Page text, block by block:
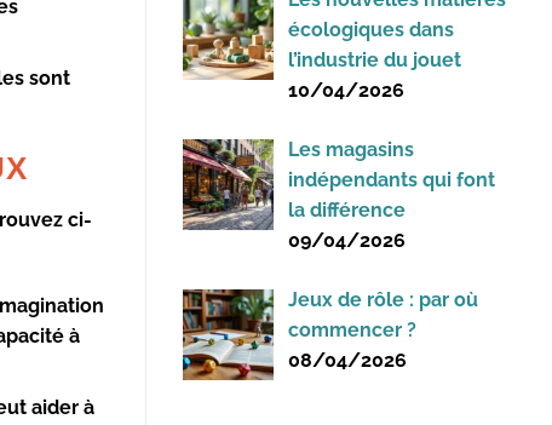
sont
ci-
à
aider à
écologiques dans
l’industrie du jouet
10/04/2026
Les magasins
indépendants qui font
la différence
09/04/2026
Jeux de rôle : par où
commencer ?
08/04/2026